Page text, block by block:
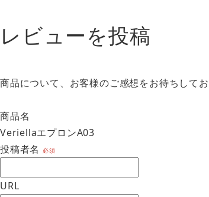
レビューを投稿
商品について、お客様のご感想をお待ちしてお
商品名
VeriellaエプロンA03
投稿者名
必須
URL